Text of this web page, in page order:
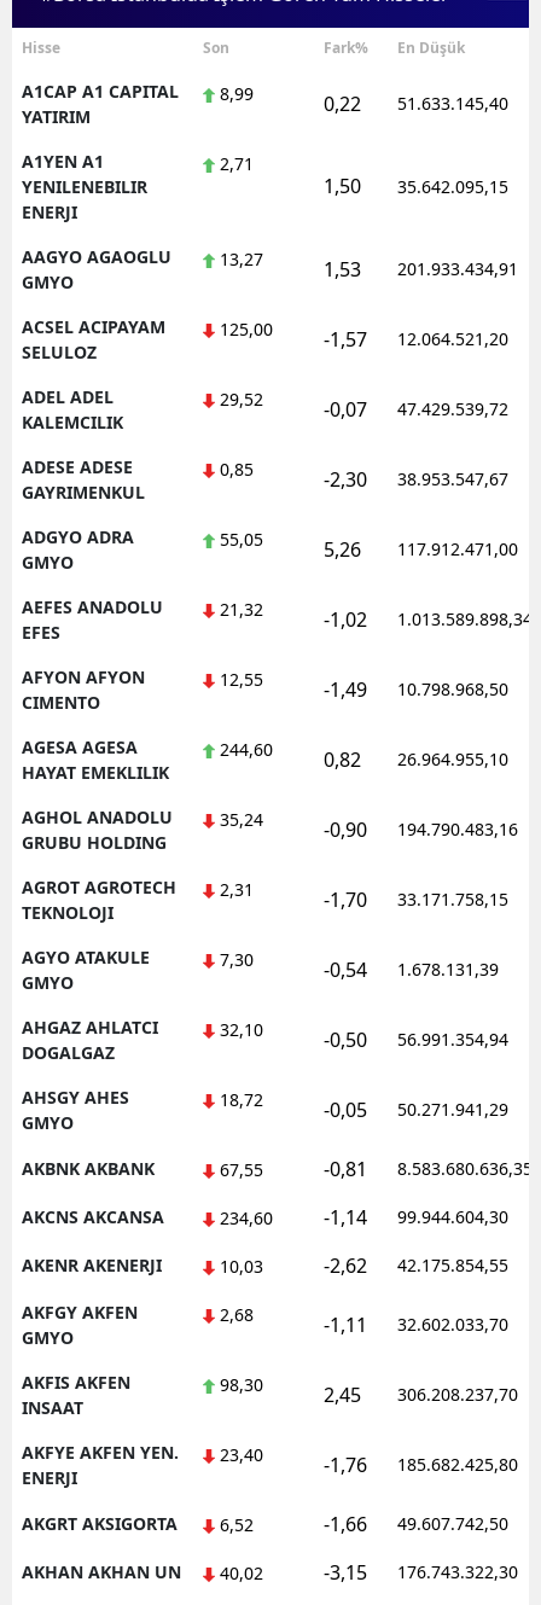
Denizli
Diyarbakır
Elazığ
Eskişehir
Gümüşhane
Hakkari
Mersin
Kars
Kırklareli
Kırşehir
Kütahya
Malatya
Kahramanmaraş
Muş
Nevşehir
Niğde
Hisse Son Fark% En Düşük
A1CAP A1 CAPITAL
YATIRIM
8,99 0,22 51.633.145,40
A1YEN A1
YENILENEBILIR
ENERJI
2,71
1,50 35.642.095,15
AAGYO AGAOGLU
GMYO
13,27 1,53 201.933.434,91
ACSEL ACIPAYAM
SELULOZ
125,00 -1,57 12.064.521,20
ADEL ADEL
KALEMCILIK
29,52 -0,07 47.429.539,72
ADESE ADESE
GAYRIMENKUL
0,85 -2,30 38.953.547,67
ADGYO ADRA
GMYO
55,05 5,26 117.912.471,00
AEFES ANADOLU
EFES
21,32 -1,02 1.013.589.898,34
AFYON AFYON
CIMENTO
12,55 -1,49 10.798.968,50
AGESA AGESA
HAYAT EMEKLILIK
244,60 0,82 26.964.955,10
AGHOL ANADOLU
GRUBU HOLDING
35,24 -0,90 194.790.483,16
AGROT AGROTECH
TEKNOLOJI
2,31 -1,70 33.171.758,15
AGYO ATAKULE
GMYO
7,30 -0,54 1.678.131,39
AHGAZ AHLATCI
DOGALGAZ
32,10 -0,50 56.991.354,94
AHSGY AHES
GMYO
18,72 -0,05 50.271.941,29
AKBNK AKBANK 67,55 -0,81 8.583.680.636,35
AKCNS AKCANSA 234,60 -1,14 99.944.604,30
AKENR AKENERJI 10,03 -2,62 42.175.854,55
AKFGY AKFEN
GMYO
2,68 -1,11 32.602.033,70
AKFIS AKFEN
INSAAT
98,30 2,45 306.208.237,70
AKFYE AKFEN YEN.
ENERJI
23,40 -1,76 185.682.425,80
AKGRT AKSIGORTA 6,52 -1,66 49.607.742,50
AKHAN AKHAN UN 40,02 -3,15 176.743.322,30